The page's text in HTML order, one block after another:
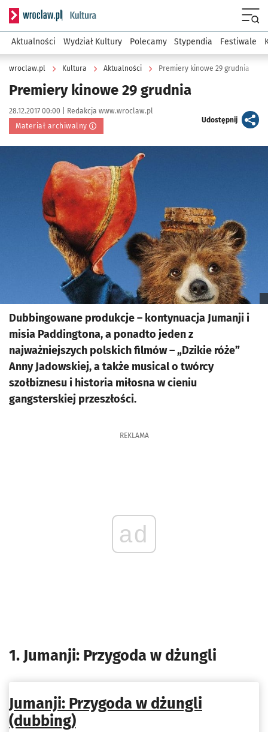
Serwis informacyjny wroclaw.pl podserwis: Kultura
Aktualności Wydział Kultury Polecamy Stypendia Festiwale
wroclaw.pl Kultura Aktualności Premiery kinowe 29 grudnia
Premiery kinowe 29 grudnia
Data publikacji:
28.12.2017 00:00 | Autor:
Redakcja www.wroclaw.pl
Materiał archiwalny
Udostępnijartykuł
Dubbingowane produkcje – kontynuacja Jumanji i
misia Paddingtona, a ponadto jeden z
najważniejszych polskich filmów – „Dzikie róże”
Anny Jadowskiej, a także musical o twórcy
szołbiznesu i historia miłosna w cieniu
gangsterskiej przeszłości.
REKLAMA
ad
1. Jumanji: Przygoda w dżungli
Jumanji: Przygoda w dżungli
(dubbing)